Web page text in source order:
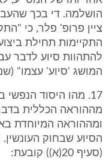
הושלמה. די בכך
ציין פרופ' פלר, כי
התקיימות תחילת
להתהוות סיוע לדבר
המושג 'סיוע' עצמו" (שם,
17. מהו היסוד
מההוראה הכללית
ומההוראה המיוחדת
הסיוע שבחוק
(סעיף 20(א)) קובעת: